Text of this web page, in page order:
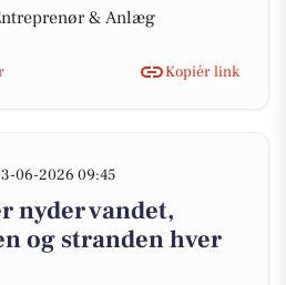
& Anlæg
Kopiér link
06-2026 09:45
nyder vandet,
og stranden hver